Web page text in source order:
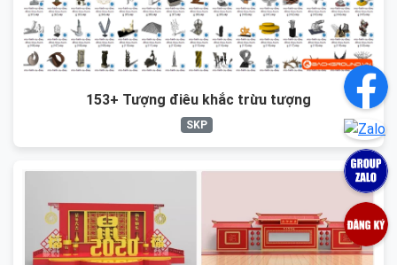
153+ Tượng điêu khắc trừu tượng
SKP